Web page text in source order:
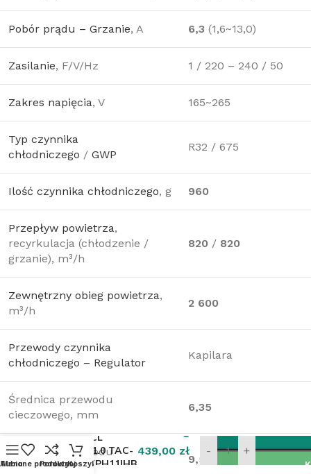
Pobór prądu – Grzanie, A 6,3 (1,6~13,0)
Zasilanie, F/V/Hz 1 / 220 – 240 / 50
Zakres napięcia, V 165~265
Typ czynnika
chłodniczego / GWP
R32 / 675
Ilość czynnika chłodniczego, g 960
Przepływ powietrza,
recyrkulacja (chłodzenie /
grzanie), m³/h
820 / 820
Zewnętrzny obieg powietrza,
m³/h
2 600
Przewody czynnika
chłodniczego – Regulator
Kapilara
Średnica przewodu
cieczowego, mm
6,35
Średnica przewodu
gazowego, mm
9,52
Menu produkty
PorównajKoszyk
Klimatyzator
ścienny TCL
BreezeIN 1.0 TAC-
18CHSD/TPH11IHB
3
439,00 zł
- +